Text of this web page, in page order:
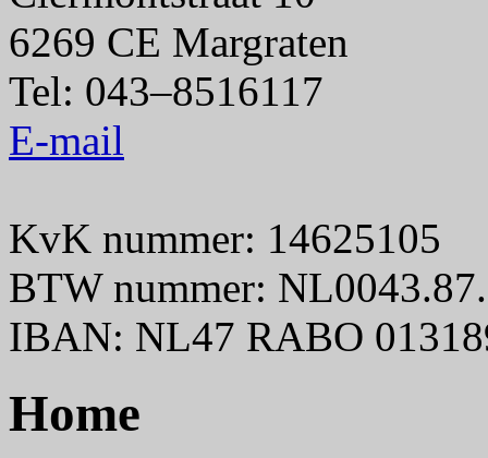
6269 CE Margraten
Tel: 043–8516117
E-mail
KvK nummer: 14625105
BTW nummer:
IBAN: NL47 RABO
Home